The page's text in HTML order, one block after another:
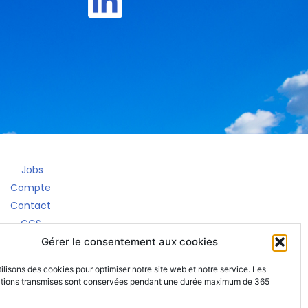
Gérer le consentement aux cookies
des cookies pour optimiser notre site web et notre service. Les
transmises sont conservées pendant une durée maximum de 365
Jobs
Compte
Contact
CGS
RGPD